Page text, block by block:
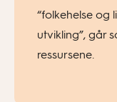
“folkehelse og
utvikling”, går
ressursene.